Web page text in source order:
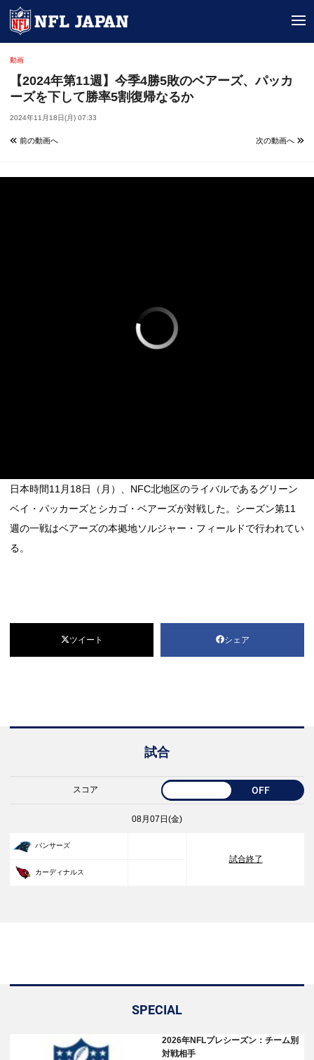
動画
【2024年第11週】今季4勝5敗のベアーズ、パッカ
ーズを下して勝率5割復帰なるか
2024年11月18日(月) 07:33
前の動画へ 次の動画へ
日本時間11月18日（月）、NFC北地区のライバルであるグリーン
ベイ・パッカーズとシカゴ・ベアーズが対戦した。シーズン第11
週の一戦はベアーズの本拠地ソルジャー・フィールドで行われてい
る。
ツイート シェア
試合
スコア OFF
08月07日(金)
パンサーズ
試合終了
カーディナルス
SPECIAL
2026年NFLプレシーズン：チーム別
対戦相手